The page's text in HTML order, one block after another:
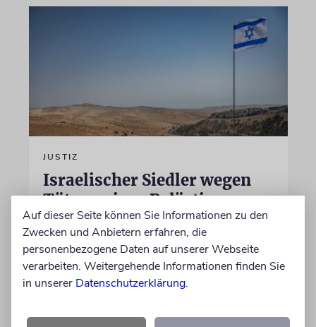
JUSTIZ
Israelischer Siedler wegen
Tötung eines Palästinensers
angeklagt
Der getötete Aktivist setzte sich gegen
Siedlergewalt ein und war an dem Oscar-
prämierten Film »No Other Land« beteiligt.
Auf dieser Seite können Sie Informationen zu den
Zwecken und Anbietern erfahren, die
personenbezogene Daten auf unserer Webseite
verarbeiten. Weitergehende Informationen finden Sie
in unserer Datenschutzerklärung.